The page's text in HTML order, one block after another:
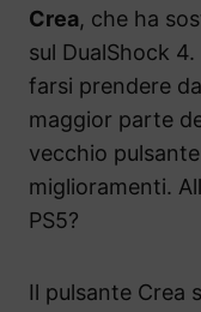
Crea, che ha
sul DualShock
farsi prendere
maggior parte
vecchio
miglioramenti.
PS5?
Il pulsante Crea